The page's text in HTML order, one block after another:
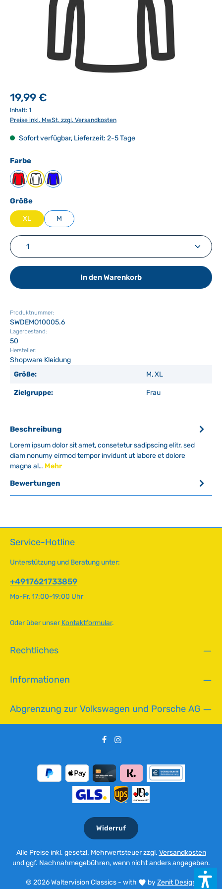
19,99 €
Inhalt: 1
Preise inkl. MwSt. zzgl. Versandkosten
Sofort verfügbar, Lieferzeit: 2-5 Tage
Farbeauswählen
Rot Weiß Blau
Größeauswählen
XL M
Produkt Anzahl: Gib den gewünschten Wert ein
In den Warenkorb
Produktnummer:
SWDEMO10005.6
Lagerbestand:
50
Hersteller:
Shopware Kleidung
Größe:
M, XL
Zielgruppe: Frau
Beschreibung
Lorem ipsum dolor sit amet, consetetur sadipscing elitr, sed
diam nonumy eirmod tempor invidunt ut labore et dolore
magna al… Mehr
Bewertungen
Service-Hotline
Unterstützung und Beratung unter:
+4917621733859
Mo-Fr, 17:00-19:00 Uhr
Oder über unserKontaktformular.
Rechtliches
Informationen
Abgrenzung zur Volkswagen und Porsche AG
© 2026 Waltervision Classics - with byZenit Design
Widerruf
Alle Preise inkl. gesetzl. Mehrwertsteuer zzgl. Versandkosten
und ggf. Nachnahmegebühren, wenn nicht anders angegeben.